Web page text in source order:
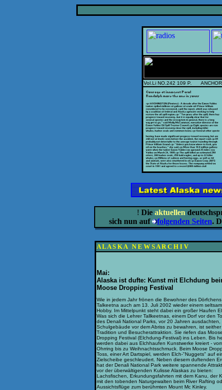
Vol.Li NO.242 109 P.
! Die aktuellen
sich nun auf
folgenden Seiten.
A L A S K A N E W S A R C H I V
Mai:
Alaska ist dufte: Kunst mit Elchdung
Moose Dropping Festival
Wie in jedem Jahr frönen die Bewohner des Dörfchens
Talkeetna auch am 13. Juli 2002 wieder einem
Hobby. Im Mittelpunkt steht dabei ein großer Haufen
Was sich die Lehrer Tallkeetnas, einem Dorf vor den
des Denali National Parks, vor 20 Jahren ausdachten,
Schulgebäude vor dem Abriss zu bewahren, ist seither
Tradition und Besucherattraktion. Sie riefen das
Dropping Festival (Elchdung-Festival) ins Leben. Bis
werden dabei aus Elchhaufen Kunstwerke kreiert -
Ohrring bis zu Weihnachtsschmuck. Beim Moose
Toss, einer Art Dartspiel, werden Elch-"Nuggets" auf
Zielscheibe geschleudert. Neben diesem duftenden
hat der Denali National Park weitere spannende
vor der überwältigenden Kulisse Alaskas zu bieten:
Lachsfischen, Erkundungsfahrten mit dem Kanu, der
mit den tobenden Naturgewalten beim River Rafting
Aussichtsflüge zum berühmten Mount Mc Kinley.